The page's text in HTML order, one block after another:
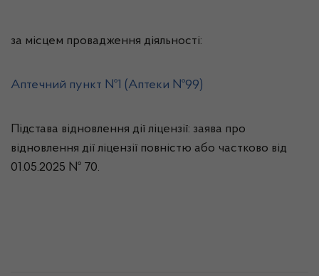
за місцем провадження діяльності:
Аптечний пункт №1 (Аптеки №99)
Підстава відновлення дії ліцензії: заява про
відновлення дії ліцензії повністю або частково від
01.05.2025 № 70.